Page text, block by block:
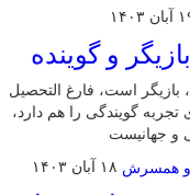
۱۴۰۳
و گوینده
۱۰ خرداد ۱۳۶۶ در تهران، بازیگر است، فارغ التحصیل
گویندگی را هم دارد،
و جهانیست
۱۸ آبان ۱۴۰۳